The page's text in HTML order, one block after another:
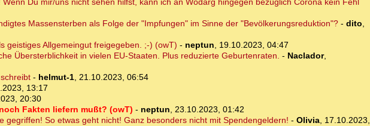
Du mir/uns nicht sehen hilfst, kann ich an Wodarg hingegen bezüglich Corona kein Fehl
Massensterben als Folge der "Impfungen" im Sinne der "Bevölkerungsreduktion"?- dito,
geistiges Allgemeingut freigegeben. ;-) (owT) - neptun, 19.10.2023, 04:47
Übersterblichkeit in vielen EU-Staaten. Plus reduzierte Geburtenraten. - Naclador,
- helmut-1, 21.10.2023, 06:54
13:17
20:30
Fakten liefern mußt? (owT) - neptun, 23.10.2023, 01:42
gegriffen! So etwas geht nicht! Ganz besonders nicht mit Spendengeldern! - Olivia, 17.10.2023,